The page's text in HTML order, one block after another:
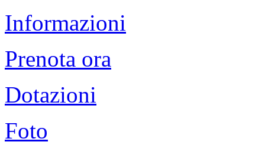
Informazioni
Prenota ora
Dotazioni
Foto